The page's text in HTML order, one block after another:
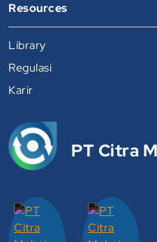
PT Citra
Resources
Library
Regulasi
Karir